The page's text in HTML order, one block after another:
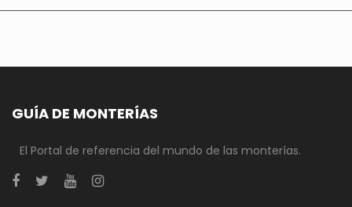
GUÍA DE MONTERÍAS
El Portal de referencia del mundo de las monterías.